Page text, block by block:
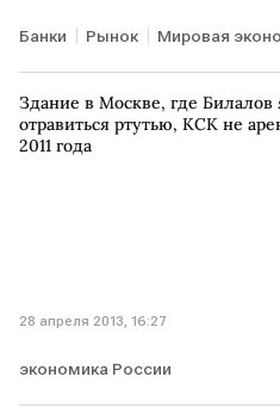
Банки Рынок Мировая
Допэмиссия акций ВТБ
Здание в Москве, где Билалов
отравиться ртутью, КСК не
2011 года
28 апреля 2013, 16:27
экономика России